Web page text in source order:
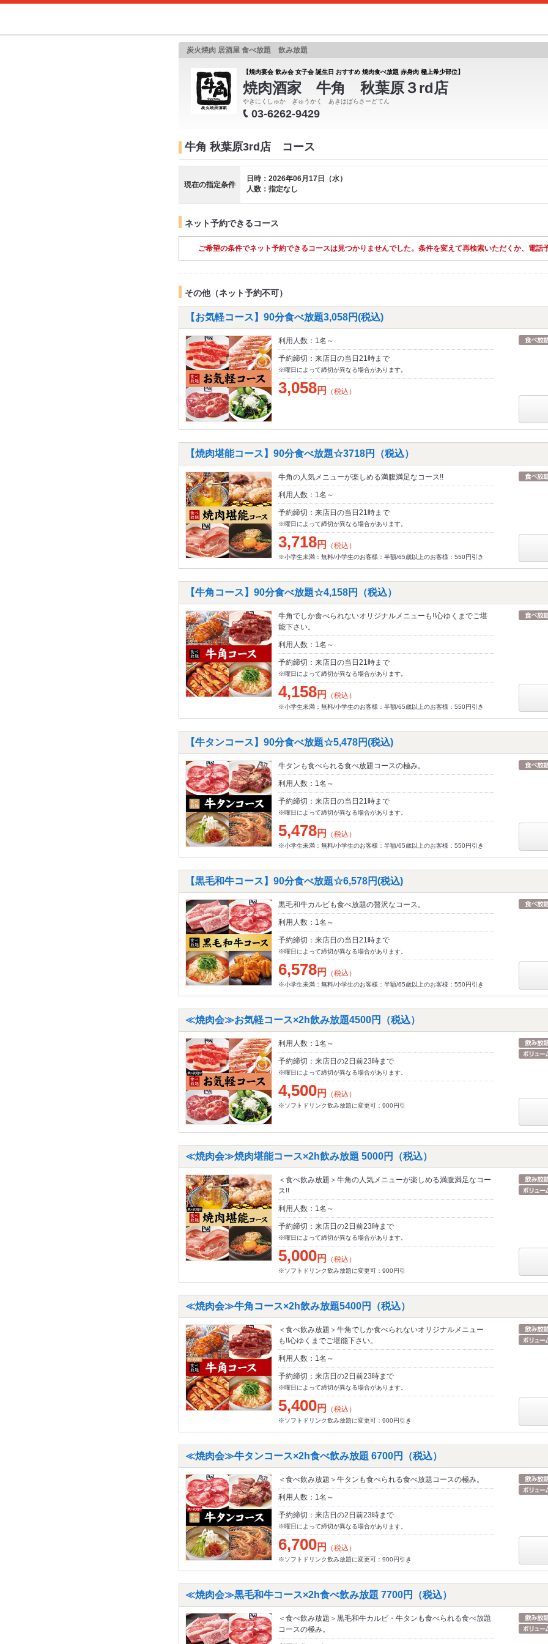
炭火焼肉 居酒屋 食べ放題 飲み放題
【焼肉宴会 飲み会 女子会 誕生日 おすすめ 焼肉食べ放題 赤身肉 極上希少部位】
焼肉酒家 牛角 秋葉原３rd店
やきにくしゅか ぎゅうかく あきはばらさーどてん
03-6262-9429
牛角 秋葉原3rd店 コース
現在の指定条件
日時：2026年06月17日（水）
人数：指定なし
ネット予約できるコース
ご希望の条件でネット予約できるコースは見つかりませんでした。条件を変えて再検索いただくか、電話
その他（ネット予約不可）
【お気軽コース】90分食べ放題3,058円(税込)
利用人数：1名～
予約締切：来店日の当日21時まで
※曜日によって締切が異なる場合があります。
3,058円 （税込）
【焼肉堪能コース】90分食べ放題☆3718円（税込）
牛角の人気メニューが楽しめる満腹満足なコース!!
利用人数：1名～
予約締切：来店日の当日21時まで
※曜日によって締切が異なる場合があります。
3,718円 （税込）
※小学生未満：無料/小学生のお客様：半額/65歳以上のお客様：550円引き
【牛角コース】90分食べ放題☆4,158円（税込）
牛角でしか食べられないオリジナルメニューも!!心ゆくまでご堪
能下さい。
利用人数：1名～
予約締切：来店日の当日21時まで
※曜日によって締切が異なる場合があります。
4,158円 （税込）
※小学生未満：無料/小学生のお客様：半額/65歳以上のお客様：550円引き
【牛タンコース】90分食べ放題☆5,478円(税込)
牛タンも食べられる食べ放題コースの極み。
利用人数：1名～
予約締切：来店日の当日21時まで
※曜日によって締切が異なる場合があります。
5,478円 （税込）
※小学生未満：無料/小学生のお客様：半額/65歳以上のお客様：550円引き
【黒毛和牛コース】90分食べ放題☆6,578円(税込)
黒毛和牛カルビも食べ放題の贅沢なコース。
利用人数：1名～
予約締切：来店日の当日21時まで
※曜日によって締切が異なる場合があります。
6,578円 （税込）
※小学生未満：無料/小学生のお客様：半額/65歳以上のお客様：550円引き
≪焼肉会≫お気軽コース×2h飲み放題4500円（税込）
利用人数：1名～
予約締切：来店日の2日前23時まで
※曜日によって締切が異なる場合があります。
4,500円 （税込）
※ソフトドリンク飲み放題に変更可：900円引
≪焼肉会≫焼肉堪能コース×2h飲み放題 5000円（税込）
＜食べ飲み放題＞牛角の人気メニューが楽しめる満腹満足なコー
ス!!
利用人数：1名～
予約締切：来店日の2日前23時まで
※曜日によって締切が異なる場合があります。
5,000円 （税込）
※ソフトドリンク飲み放題に変更可：900円引
≪焼肉会≫牛角コース×2h飲み放題5400円（税込）
＜食べ飲み放題＞牛角でしか食べられないオリジナルメニュー
も!!心ゆくまでご堪能下さい。
利用人数：1名～
予約締切：来店日の2日前23時まで
※曜日によって締切が異なる場合があります。
5,400円 （税込）
※ソフトドリンク飲み放題に変更可：900円引き
≪焼肉会≫牛タンコース×2h食べ飲み放題 6700円（税込）
＜食べ飲み放題＞牛タンも食べられる食べ放題コースの極み。
利用人数：1名～
予約締切：来店日の2日前23時まで
※曜日によって締切が異なる場合があります。
6,700円 （税込）
※ソフトドリンク飲み放題に変更可：900円引き
≪焼肉会≫黒毛和牛コース×2h食べ飲み放題 7700円（税込）
＜食べ飲み放題＞黒毛和牛カルビ・牛タンも食べられる食べ放題
コースの極み。